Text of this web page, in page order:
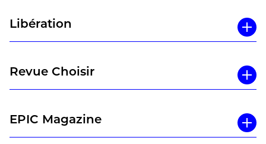
Libération
Revue Choisir
EPIC Magazine